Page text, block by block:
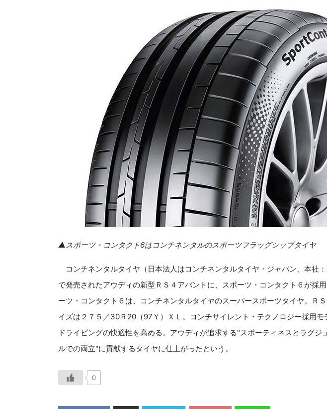
▲スポーツ・コンタクト6はコンチネンタルのスポーツフラッグシップタイヤ
コンチネンタルタイヤ（日本法人はコンチネンタルタイヤ・ジャパン、本社
で発売されたアウディの新型ＲＳ４アバントに、スポーツ・コンタクト６が採
ーツ・コンタクト６は、コンチネンタルタイヤのスーパースポーツタイヤ。Ｒ
イズは２７５／30Ｒ20（97Ｙ）ＸＬ。コンチサイレント・テクノロジー採用モ
ドライビングの快適性を高める。アウディが追求する"スポーティネスとラグジ
ルでの両立"に貢献するタイヤに仕上がったという。
0